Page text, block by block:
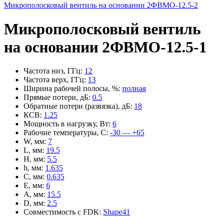
Микрополосковый вентиль на основании 2ФВМO-12.5-2
Микрополосковый вентиль
на основании 2ФВМO-12.5-1
Частота низ, ГГц: 12
Частота верх, ГГц: 13
Ширина рабочей полосы, %: полная
Прямые потери, дБ: 0.5
Обратные потери (развязка), дБ: 18
КСВ: 1.25
Мощность в нагрузку, Вт: 6
Рабочие температуры, С: -30 — +65
W, мм: 7
L, мм: 19.5
H, мм: 5.5
h, мм: 1.635
C, мм: 0.635
E, мм: 6
A, мм: 15.5
D, мм: 2.5
Совместимость с FDK: Shape41